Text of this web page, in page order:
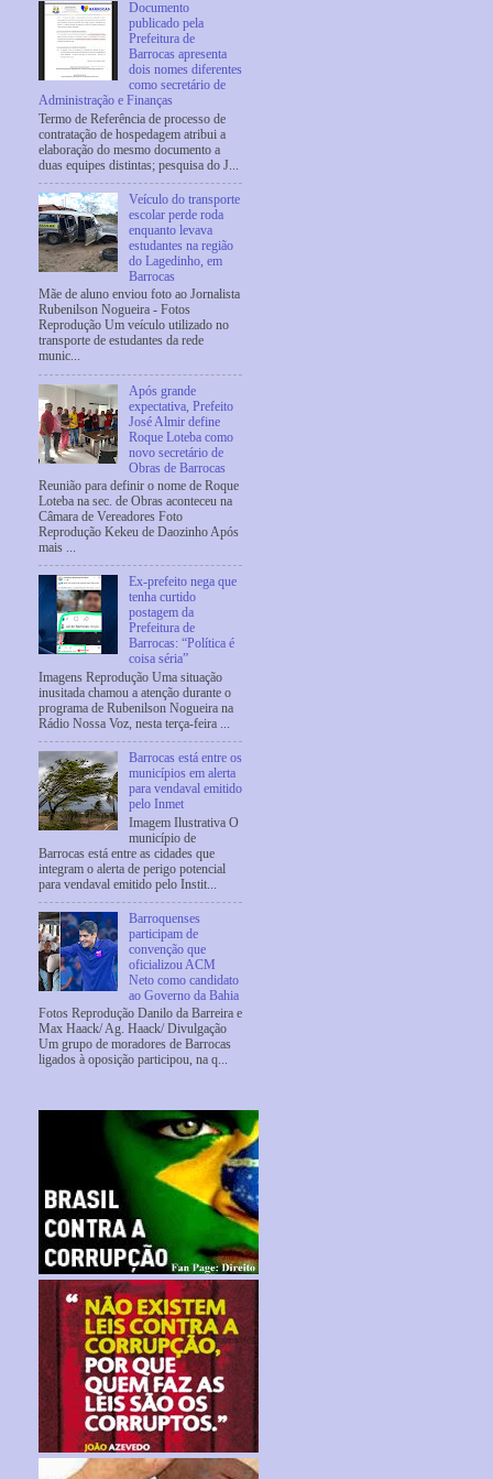
Documento
publicado pela
Prefeitura de
Barrocas apresenta
dois nomes diferentes
como secretário de
Administração e Finanças
Termo de Referência de processo de
contratação de hospedagem atribui a
elaboração do mesmo documento a
duas equipes distintas; pesquisa do J...
Veículo do transporte
escolar perde roda
enquanto levava
estudantes na região
do Lagedinho, em
Barrocas
Mãe de aluno enviou foto ao Jornalista
Rubenilson Nogueira - Fotos
Reprodução Um veículo utilizado no
transporte de estudantes da rede
munic...
Após grande
expectativa, Prefeito
José Almir define
Roque Loteba como
novo secretário de
Obras de Barrocas
Reunião para definir o nome de Roque
Loteba na sec. de Obras aconteceu na
Câmara de Vereadores Foto
Reprodução Kekeu de Daozinho Após
mais ...
Ex-prefeito nega que
tenha curtido
postagem da
Prefeitura de
Barrocas: “Política é
coisa séria”
Imagens Reprodução Uma situação
inusitada chamou a atenção durante o
programa de Rubenilson Nogueira na
Rádio Nossa Voz, nesta terça-feira ...
Barrocas está entre os
municípios em alerta
para vendaval emitido
pelo Inmet
Imagem Ilustrativa O
município de
Barrocas está entre as cidades que
integram o alerta de perigo potencial
para vendaval emitido pelo Instit...
Barroquenses
participam de
convenção que
oficializou ACM
Neto como candidato
ao Governo da Bahia
Fotos Reprodução Danilo da Barreira e
Max Haack/ Ag. Haack/ Divulgação
Um grupo de moradores de Barrocas
ligados à oposição participou, na q...